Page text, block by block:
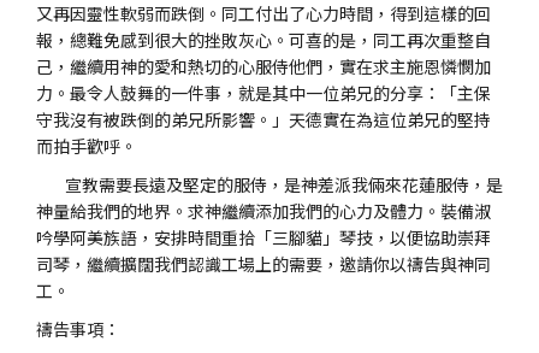
又再因靈性軟弱而跌倒。同工付出了心力時間，得到這樣的回
報，總難免感到很大的挫敗灰心。可喜的是，同工再次重整自
己，繼續用神的愛和熱切的心服侍他們，實在求主施恩憐憫加
力。最令人鼓舞的一件事，就是其中一位弟兄的分享：「主保
守我沒有被跌倒的弟兄所影響。」天德實在為這位弟兄的堅持
而拍手歡呼。
宣教需要長遠及堅定的服侍，是神差派我倆來花蓮服侍，是
神量給我們的地界。求神繼續添加我們的心力及體力。裝備淑
吟學阿美族語，安排時間重拾「三腳貓」琴技，以便協助崇拜
司琴，繼續擴闊我們認識工場上的需要，邀請你以禱告與神同
工。
禱告事項：